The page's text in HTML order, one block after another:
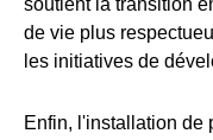
soutient la transition
de vie plus
les initiatives de
Enfin, l'installation de